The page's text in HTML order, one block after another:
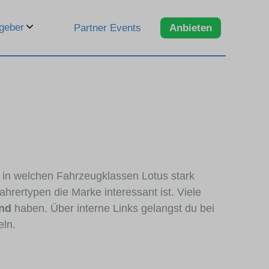
Partner Events Anbieten
welchen Fahrzeugklassen Lotus stark
die Marke interessant ist. Viele
haben. Über interne Links gelangst du bei